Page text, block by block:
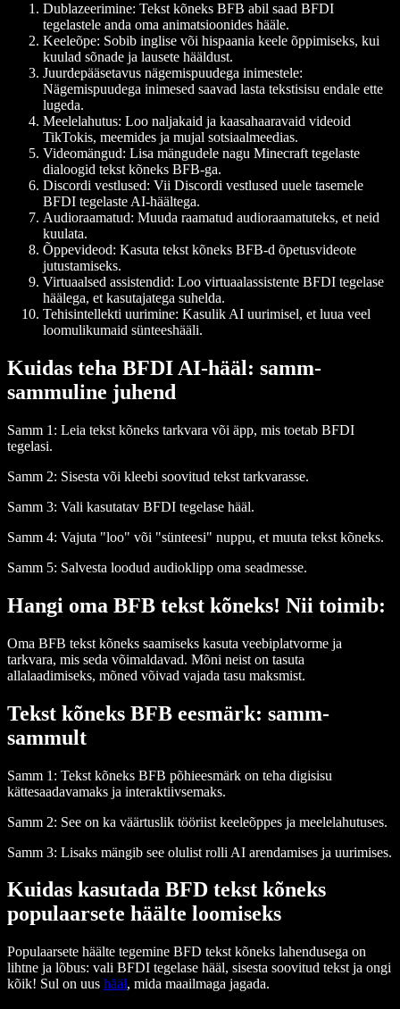
Dublazeerimine: Tekst kõneks BFB abil saad BFDI
tegelastele anda oma animatsioonides hääle.
Keeleõpe: Sobib inglise või hispaania keele õppimiseks, kui
kuulad sõnade ja lausete hääldust.
Juurdepääsetavus nägemispuudega inimestele:
Nägemispuudega inimesed saavad lasta tekstisisu endale ette
lugeda.
Meelelahutus: Loo naljakaid ja kaasahaaravaid videoid
TikTokis, meemides ja mujal sotsiaalmeedias.
Videomängud: Lisa mängudele nagu Minecraft tegelaste
dialoogid tekst kõneks BFB-ga.
Discordi vestlused: Vii Discordi vestlused uuele tasemele
BFDI tegelaste AI-häältega.
Audioraamatud: Muuda raamatud audioraamatuteks, et neid
kuulata.
Õppevideod: Kasuta tekst kõneks BFB-d õpetusvideote
jutustamiseks.
Virtuaalsed assistendid: Loo virtuaalassistente BFDI tegelase
häälega, et kasutajatega suhelda.
Tehisintellekti uurimine: Kasulik AI uurimisel, et luua veel
loomulikumaid sünteeshääli.
Kuidas teha BFDI AI-hääl: samm-
sammuline juhend
Samm 1: Leia tekst kõneks tarkvara või äpp, mis toetab BFDI
tegelasi.
Samm 2: Sisesta või kleebi soovitud tekst tarkvarasse.
Samm 3: Vali kasutatav BFDI tegelase hääl.
Samm 4: Vajuta "loo" või "sünteesi" nuppu, et muuta tekst kõneks.
Samm 5: Salvesta loodud audioklipp oma seadmesse.
Hangi oma BFB tekst kõneks! Nii toimib:
Oma BFB tekst kõneks saamiseks kasuta veebiplatvorme ja
tarkvara, mis seda võimaldavad. Mõni neist on tasuta
allalaadimiseks, mõned võivad vajada tasu maksmist.
Tekst kõneks BFB eesmärk: samm-
sammult
Samm 1: Tekst kõneks BFB põhieesmärk on teha digisisu
kättesaadavamaks ja interaktiivsemaks.
Samm 2: See on ka väärtuslik tööriist keeleõppes ja meelelahutuses.
Samm 3: Lisaks mängib see olulist rolli AI arendamises ja uurimises.
Kuidas kasutada BFD tekst kõneks
populaarsete häälte loomiseks
Populaarsete häälte tegemine BFD tekst kõneks lahendusega on
lihtne ja lõbus: vali BFDI tegelase hääl, sisesta soovitud tekst ja ongi
kõik! Sul on uus hääl, mida maailmaga jagada.